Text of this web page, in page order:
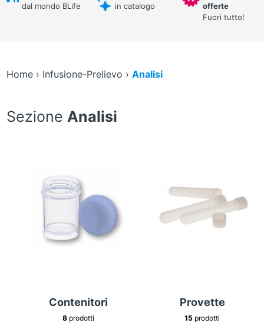
dal mondo BLife
in catalogo
offerte
Fuori tutto!
Home› Infusione-Prelievo › Analisi
Sezione Analisi
Contenitori
8 prodotti
Provette
15 prodotti